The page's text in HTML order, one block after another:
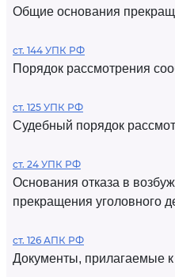
Общие основания
ст. 144 УПК РФ
Порядок рассмотрения
ст. 125 УПК РФ
Судебный порядок
ст. 24 УПК РФ
Основания отказа в
прекращения уголовного
ст. 126 АПК РФ
Документы, прилагаемые